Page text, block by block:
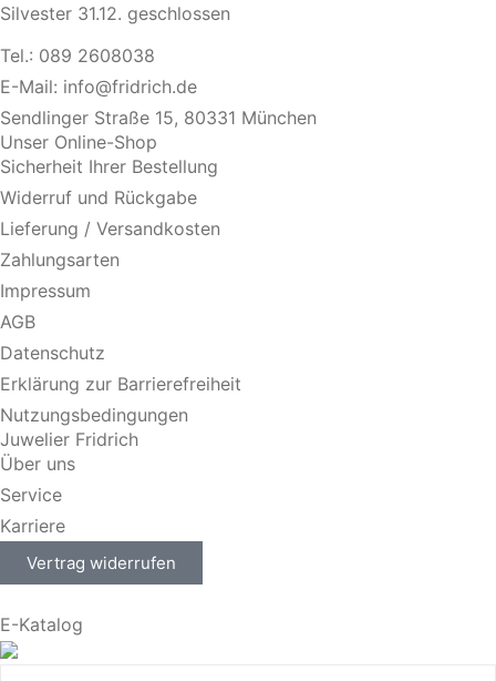
Silvester 31.12. geschlossen
Tel.: 089 2608038
E-Mail: info@fridrich.de
Sendlinger Straße 15, 80331 München
Unser Online-Shop
Sicherheit Ihrer Bestellung
Widerruf und Rückgabe
Lieferung / Versandkosten
Zahlungsarten
Impressum
AGB
Datenschutz
Erklärung zur Barrierefreiheit
Nutzungsbedingungen
Juwelier Fridrich
Über uns
Service
Karriere
Vertrag widerrufen
E-Katalog